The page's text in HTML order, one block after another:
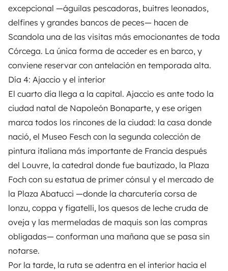
excepcional —águilas pescadoras, buitres leonados,
delfines y grandes bancos de peces— hacen de
Scandola una de las visitas más emocionantes de toda
Córcega. La única forma de acceder es en barco, y
conviene reservar con antelación en temporada alta.
Día 4: Ajaccio y el interior
El cuarto día llega a la capital. Ajaccio es ante todo la
ciudad natal de Napoleón Bonaparte, y ese origen
marca todos los rincones de la ciudad: la casa donde
nació, el Museo Fesch con la segunda colección de
pintura italiana más importante de Francia después
del Louvre, la catedral donde fue bautizado, la Plaza
Foch con su estatua de primer cónsul y el mercado de
la Plaza Abatucci —donde la charcutería corsa de
lonzu, coppa y figatelli, los quesos de leche cruda de
oveja y las mermeladas de maquis son las compras
obligadas— conforman una mañana que se pasa sin
notarse.
Por la tarde, la ruta se adentra en el interior hacia el